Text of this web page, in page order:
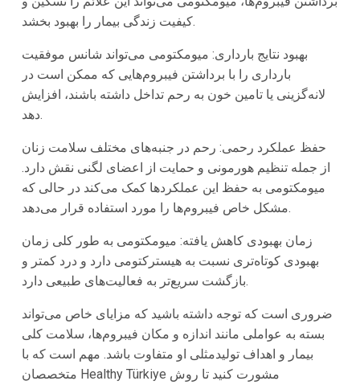
کیفیت زندگی بیمار را بهبود بخشد.
بهبود نتایج بارداری: میومکتومی می‌تواند شانس موفقیت
بارداری را با برداشتن فیبروم‌هایی که ممکن است در
لانه‌گزینی یا تامین خون به رحم تداخل داشته باشند، افزایش
دهد.
حفظ عملکرد رحمی: رحم در جنبه‌های مختلف سلامت زنان
از جمله تنظیم هورمونی و حمایت از اعضای لگنی نقش دارد.
میومکتومی به حفظ این عملکردها کمک می‌کند در حالی که
مشکل خاص فیبروم‌ها را مورد استفاده قرار می‌دهد.
زمان بهبودی کاهش یافته: میومکتومی به طور کلی زمان
بهبودی کوتاه‌تری نسبت به هیسترکتومی دارد و درد کمتر و
بازگشت سریع‌تر به فعالیت‌های طبیعی دارد.
ضروری است که توجه داشته باشید که مزایای خاص می‌تواند
بسته به عواملی مانند اندازه و مکان فیبروم‌ها، سلامت کلی
بیمار و اهداف تولیدمثلی او متفاوت باشد. مهم است که با
متخصصان Healthy Türkiye مشورت کنید تا روش